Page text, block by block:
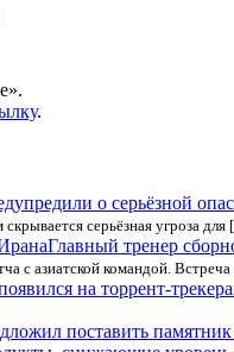
.
о серьёзной
серьёзная угроза
Главный тренер
с азиатской командой.
на торрент-
поставить